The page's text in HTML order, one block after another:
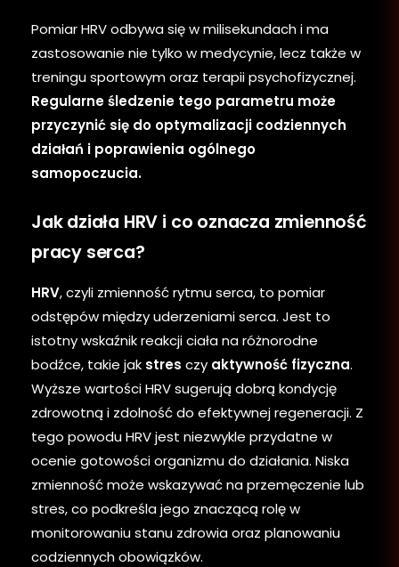
Pomiar HRV odbywa się w milisekundach i ma
zastosowanie nie tylko w medycynie, lecz także w
treningu sportowym oraz terapii psychofizycznej.
Regularne śledzenie tego parametru może
przyczynić się do optymalizacji codziennych
działań i poprawienia ogólnego
samopoczucia.
Jak działa HRV i co oznacza zmienność
pracy serca?
HRV, czyli zmienność rytmu serca, to pomiar
odstępów między uderzeniami serca. Jest to
istotny wskaźnik reakcji ciała na różnorodne
bodźce, takie jak stres czy aktywność fizyczna.
Wyższe wartości HRV sugerują dobrą kondycję
zdrowotną i zdolność do efektywnej regeneracji. Z
tego powodu HRV jest niezwykle przydatne w
ocenie gotowości organizmu do działania. Niska
zmienność może wskazywać na przemęczenie lub
stres, co podkreśla jego znaczącą rolę w
monitorowaniu stanu zdrowia oraz planowaniu
codziennych obowiązków.